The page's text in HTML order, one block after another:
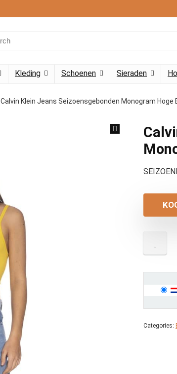
Kleding Schoenen Sieraden
Calvin Klein Jeans Seizoensgebonden Monogram Hoge
Categories: